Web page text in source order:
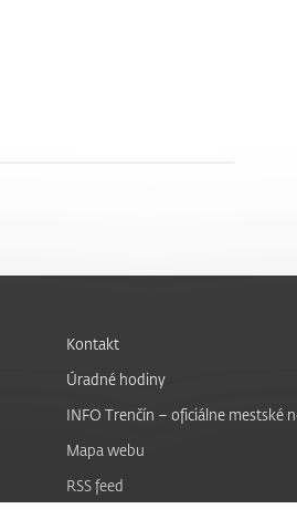
Kontakt
Úradné hodiny
INFO Trenčín – oficiálne mestské
Mapa webu
RSS feed